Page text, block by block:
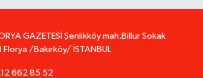
GAZETESİ Şenlikköy mah.Billur Sokak
Florya /Bakırköy/ İSTANBUL
662 85 52